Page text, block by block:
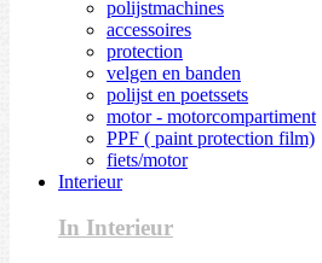
polijstmachines
accessoires
protection
velgen en banden
polijst en poetssets
motor - motorcompartiment
PPF ( paint protection film)
fiets/motor
Interieur
In Interieur